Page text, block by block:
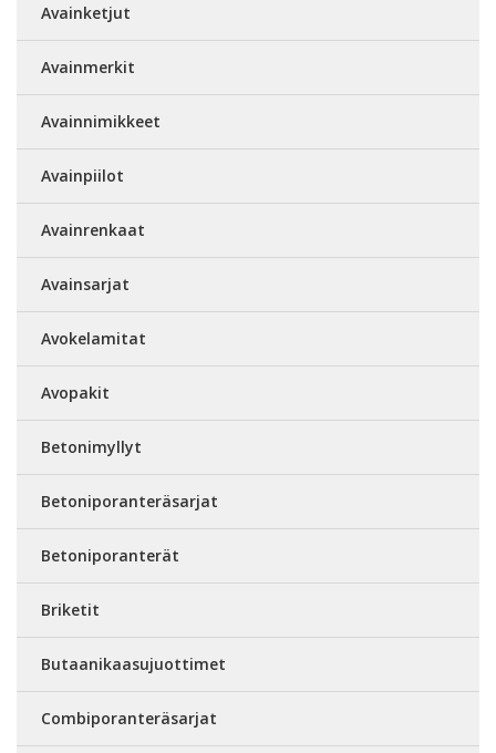
Avainketjut
Avainmerkit
Avainnimikkeet
Avainpiilot
Avainrenkaat
Avainsarjat
Avokelamitat
Avopakit
Betonimyllyt
Betoniporanteräsarjat
Betoniporanterät
Briketit
Butaanikaasujuottimet
Combiporanteräsarjat